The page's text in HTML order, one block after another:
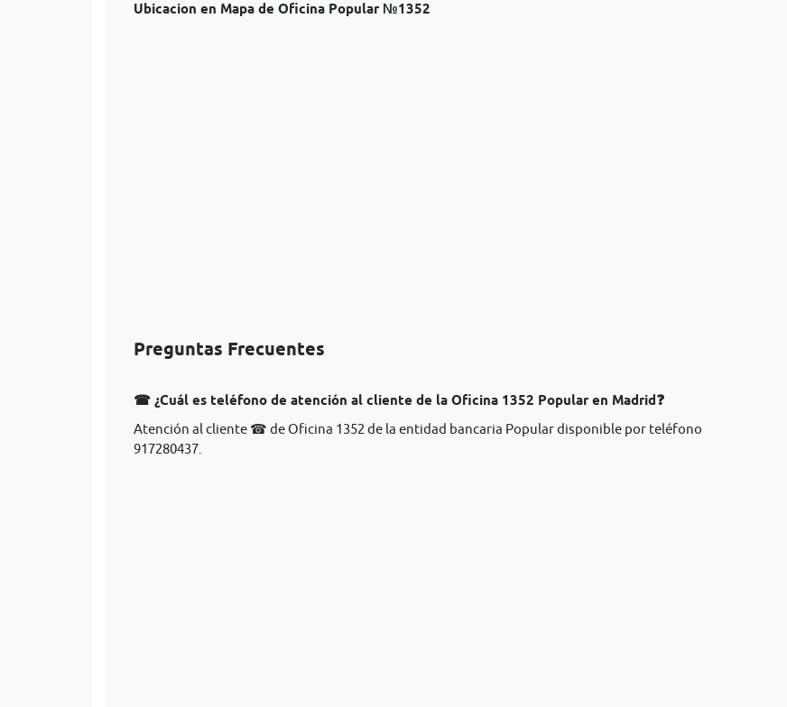
Ubicacion en Mapa de Oficina Popular №1352
Preguntas Frecuentes
☎ ¿Cuál es teléfono de atención al cliente de la Oficina 1352 Popular en Madrid❓
Atención al cliente ☎ de Oficina 1352 de la entidad bancaria Popular disponible por teléfono
917280437.